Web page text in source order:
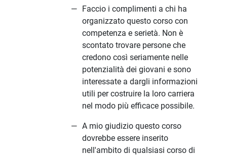
Faccio i complimenti a chi ha
organizzato questo corso con
competenza e serietà. Non è
scontato trovare persone che
credono così seriamente nelle
potenzialità dei giovani e sono
interessate a dargli informazioni
utili per costruire la loro carriera
nel modo più efficace possibile.
A mio giudizio questo corso
dovrebbe essere inserito
nell'ambito di qualsiasi corso di